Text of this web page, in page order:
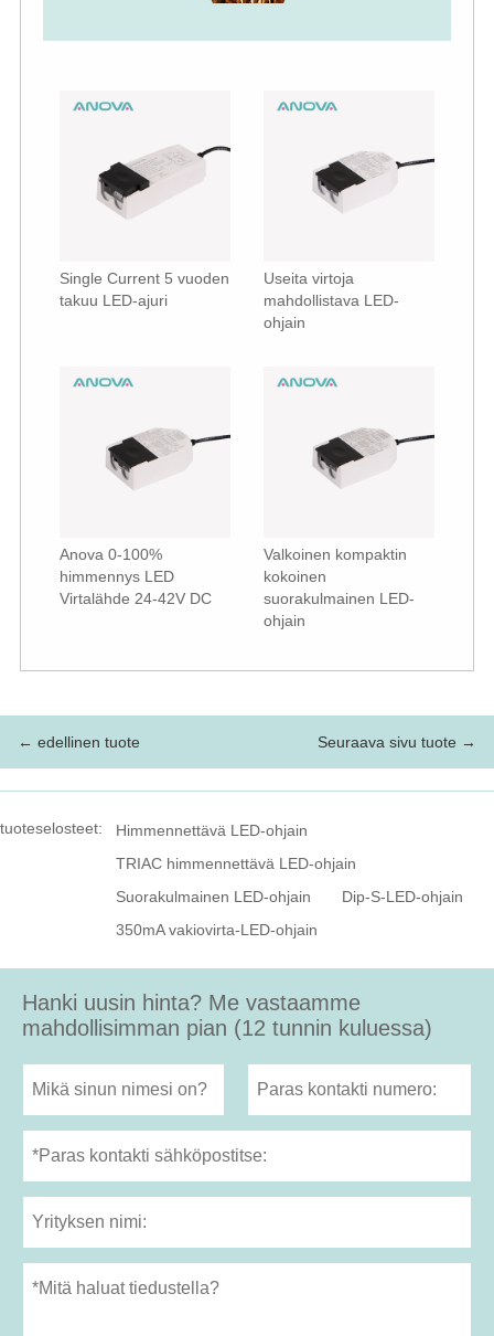
Single Current 5 vuoden
takuu LED-ajuri
Useita virtoja
mahdollistava LED-
ohjain
Anova 0-100%
himmennys LED
Virtalähde 24-42V DC
Valkoinen kompaktin
kokoinen
suorakulmainen LED-
ohjain
← edellinen tuote Seuraava sivu tuote →
tuoteselosteet:
Himmennettävä LED-ohjain
TRIAC himmennettävä LED-ohjain
Suorakulmainen LED-ohjain
Dip-S-LED-ohjain
350mA vakiovirta-LED-ohjain
Hanki uusin hinta? Me vastaamme
mahdollisimman pian (12 tunnin kuluessa)